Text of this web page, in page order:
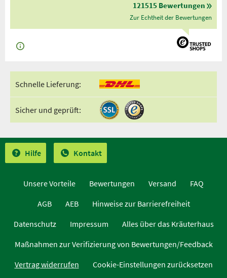
121515 Bewertungen
Zur Echtheit der Bewertungen
Schnelle Lieferung:
Sicher und geprüft:
Hilfe Kontakt
Unsere Vorteile Bewertungen Versand
FAQ
AGB
AEB
Hinweise zur Barrierefreiheit
Datenschutz
Impressum
Alles über das Kräuterhaus
Maßnahmen zur Verifizierung von Bewertungen/Feedback
Vertrag widerrufen
Cookie-Einstellungen zurücksetzen